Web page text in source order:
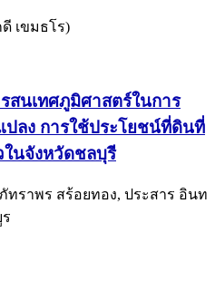
เขมธโร)
สนเทศภูมิศาสตร์ในการ
ปลง การใช้ประโยชน์ที่ดินที่
นจังหวัดชลบุรี
ราพร สร้อยทอง, ประสาร อินท